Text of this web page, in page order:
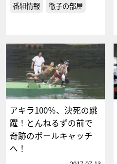
番組情報 徹子の部屋
アキラ100％、決死の跳
躍！とんねるずの前で
奇跡のボールキャッチ
へ！